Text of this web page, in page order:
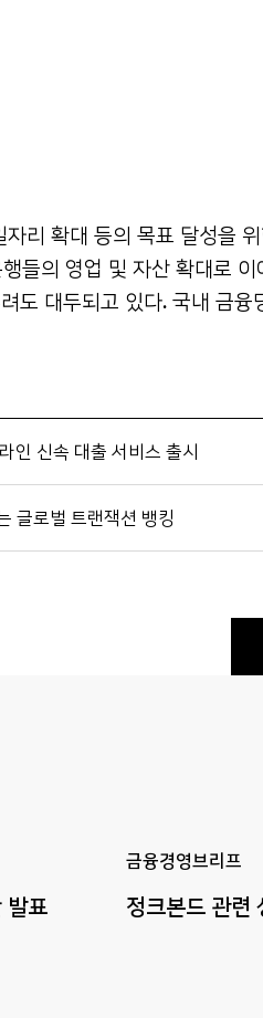
리 확대 등의 목표 달성을
들의 영업 및 자산 확대로
도 대두되고 있다. 국내 금융
인 신속 대출 서비스 출시
글로벌 트랜잭션 뱅킹
발표
금융경영브리프
정크본드 관련